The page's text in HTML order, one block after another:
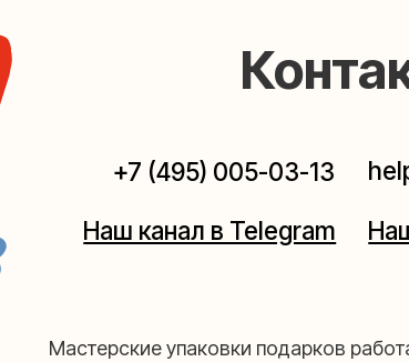
дом 42
на Плющихе
(980) 495-03-13